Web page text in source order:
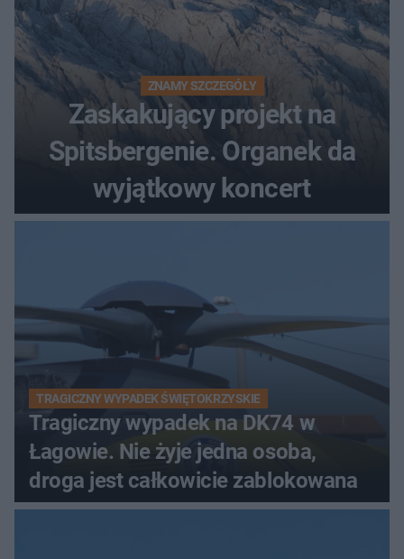
ZNAMY SZCZEGÓŁY
Zaskakujący projekt na
Spitsbergenie. Organek da
wyjątkowy koncert
TRAGICZNY WYPADEK ŚWIĘTOKRZYSKIE
Tragiczny wypadek na DK74 w
Łagowie. Nie żyje jedna osoba,
droga jest całkowicie zablokowana